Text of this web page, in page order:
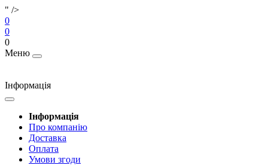
" />
0
0
0
Меню
Інформація
Інформація
Про компанію
Доставка
Оплата
Умови згоди